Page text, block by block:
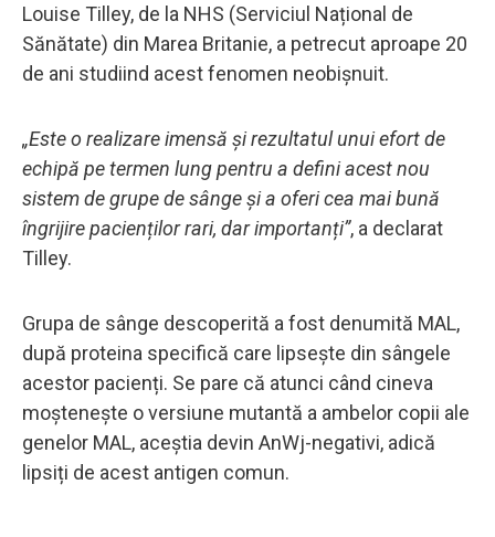
Louise Tilley, de la NHS (Serviciul Național de
Sănătate) din Marea Britanie, a petrecut aproape 20
de ani studiind acest fenomen neobișnuit.
„Este o realizare imensă și rezultatul unui efort de
echipă pe termen lung pentru a defini acest nou
sistem de grupe de sânge și a oferi cea mai bună
îngrijire pacienților rari, dar importanți”, a declarat
Tilley.
Grupa de sânge descoperită a fost denumită MAL,
după proteina specifică care lipsește din sângele
acestor pacienți. Se pare că atunci când cineva
moștenește o versiune mutantă a ambelor copii ale
genelor MAL, aceștia devin AnWj-negativi, adică
lipsiți de acest antigen comun.